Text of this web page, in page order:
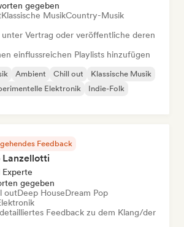
gegeben
Klassische MusikCountry-Musik
Vertrag oder veröffentliche deren
einflussreichen Playlists hinzufügen
Ambient Chill out
Klassische Musik
Elektronik
Indie-Folk
Feedback
Lanzellotti
Experte
gegeben
outDeep HouseDream Pop
Feedback zu dem Klang/der